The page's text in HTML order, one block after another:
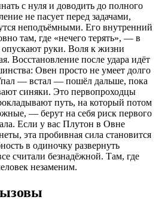
с нуля и доводить до полного
не пасует перед задачами,
неподъёмными. Его внутренний
там, где «нечего терять», — в
опускают руки. Воля к жизни
Восстановление после удара идёт
Овен просто не умеет долго
— встал — пошёл дальше, пока
синяки. Это первопроходцы
путь, на который потом
— берут на себя риск первого
Если у вас Плутон в Овне
эта пробивная сила становится
в одиночку развернуть
считали безнадёжной. Там, где
незаменим.